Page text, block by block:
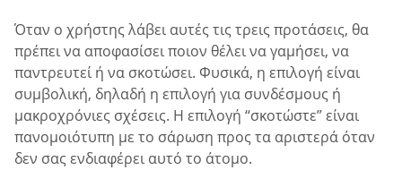
Όταν ο χρήστης λάβει αυτές τις τρεις προτάσεις, θα
πρέπει να αποφασίσει ποιον θέλει να γαμήσει, να
παντρευτεί ή να σκοτώσει. Φυσικά, η επιλογή είναι
συμβολική, δηλαδή η επιλογή για συνδέσμους ή
μακροχρόνιες σχέσεις. Η επιλογή “σκοτώστε” είναι
πανομοιότυπη με το σάρωση προς τα αριστερά όταν
δεν σας ενδιαφέρει αυτό το άτομο.